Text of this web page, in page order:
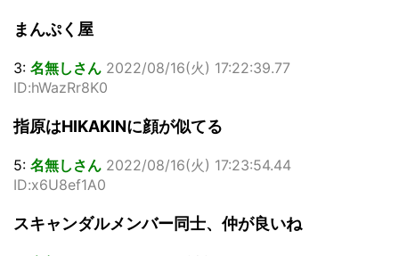
まんぷく屋
3: 名無しさん 2022/08/16(火) 17:22:39.77
ID:hWazRr8K0
指原はHIKAKINに顔が似てる
5: 名無しさん 2022/08/16(火) 17:23:54.44
ID:x6U8ef1A0
スキャンダルメンバー同士、仲が良いね